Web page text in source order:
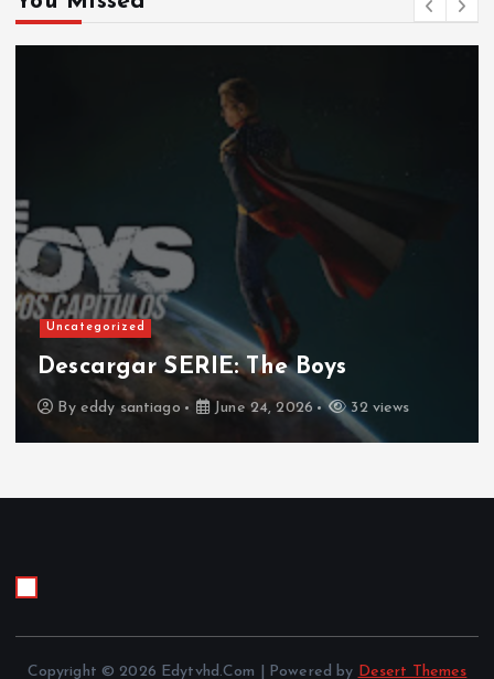
Uncategorized
Descargar El Asombroso Circo
Digital (2023-2026)
WEB-DL 1080p Latino
Byeddy santiago June 24, 2026
Copyright © 2026 Edytvhd.Com | Powered by Desert Themes